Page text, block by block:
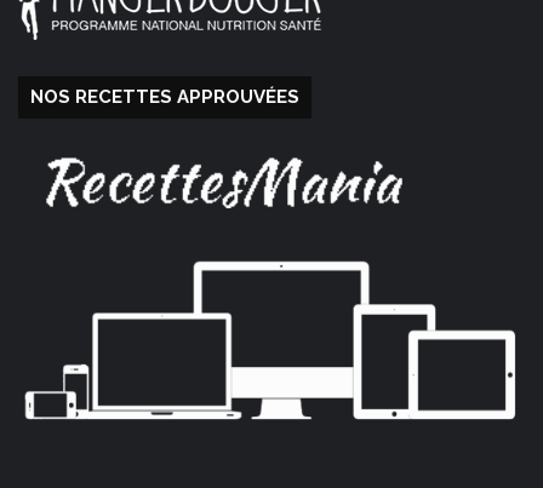
NOS RECETTES APPROUVÉES